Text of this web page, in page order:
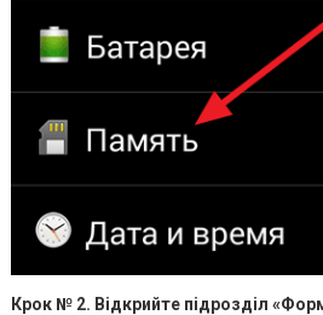
Крок № 2. Відкрийте підрозділ